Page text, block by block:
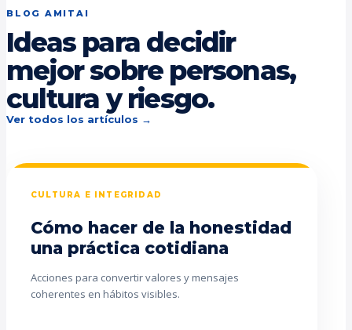
BLOG AMITAI
Ideas para decidir
mejor sobre personas,
cultura y riesgo.
Ver todos los artículos →
CULTURA E INTEGRIDAD
Cómo hacer de la honestidad
una práctica cotidiana
Acciones para convertir valores y mensajes
coherentes en hábitos visibles.